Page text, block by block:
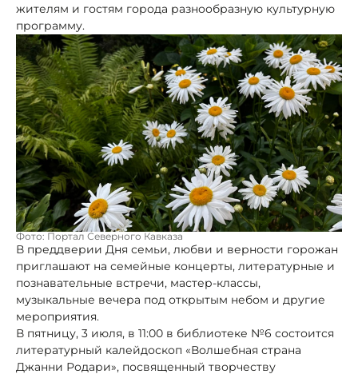
жителям и гостям города разнообразную культурную
программу.
Фото: Портал Северного Кавказа
В преддверии Дня семьи, любви и верности горожан
приглашают на семейные концерты, литературные и
познавательные встречи, мастер-классы,
музыкальные вечера под открытым небом и другие
мероприятия.
В пятницу, 3 июля, в 11:00 в библиотеке №6 состоится
литературный калейдоскоп «Волшебная страна
Джанни Родари», посвященный творчеству